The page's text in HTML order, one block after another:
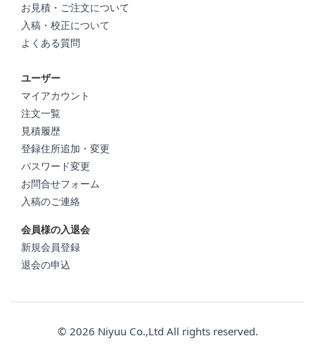
お見積・ご注文について
入稿・校正について
よくある質問
ユーザー
マイアカウント
注文一覧
見積履歴
登録住所追加・変更
パスワード変更
お問合せフォーム
入稿のご連絡
会員様の入退会
新規会員登録
退会の申込
© 2026 Niyuu Co.,Ltd All rights reserved.